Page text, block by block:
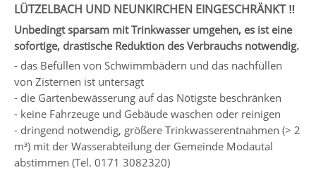
LÜTZELBACH UND NEUNKIRCHEN EINGESCHRÄNKT ‼️
Unbedingt sparsam mit Trinkwasser umgehen, es ist eine
sofortige, drastische Reduktion des Verbrauchs notwendig.
- das Befüllen von Schwimmbädern und das nachfüllen
von Zisternen ist untersagt
- die Gartenbewässerung auf das Nötigste beschränken
- keine Fahrzeuge und Gebäude waschen oder reinigen
- dringend notwendig, größere Trinkwasserentnahmen (> 2
m³) mit der Wasserabteilung der Gemeinde Modautal
abstimmen (Tel. 0171 3082320)